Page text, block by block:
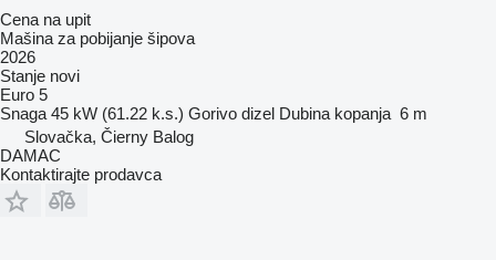
Cena na upit
Mašina za pobijanje šipova
2026
Stanje novi
Euro 5
Snaga 45 kW (61.22 k.s.) Gorivo dizel Dubina kopanja 6 m
Slovačka, Čierny Balog
DAMAC
Kontaktirajte prodavca